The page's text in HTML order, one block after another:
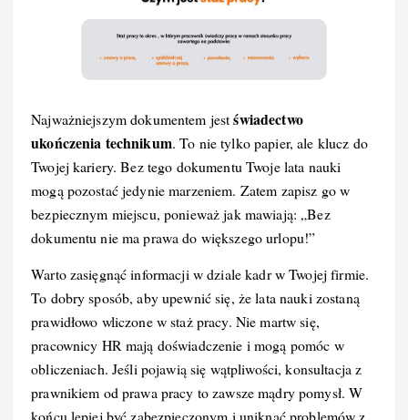
Najważniejszym dokumentem jestświadectwo
ukończenia technikum. To nie tylko papier, ale klucz do
Twojej kariery. Bez tego dokumentu Twoje lata nauki
mogą pozostać jedynie marzeniem. Zatem zapisz go w
bezpiecznym miejscu, ponieważ jak mawiają: „Bez
dokumentu nie ma prawa do większego urlopu!”
Warto zasięgnąć informacji w dziale kadr w Twojej firmie.
To dobry sposób, aby upewnić się, że lata nauki zostaną
prawidłowo wliczone w staż pracy. Nie martw się,
pracownicy HR mają doświadczenie i mogą pomóc w
obliczeniach. Jeśli pojawią się wątpliwości, konsultacja z
prawnikiem od prawa pracy to zawsze mądry pomysł. W
końcu lepiej być zabezpieczonym i uniknąć problemów z